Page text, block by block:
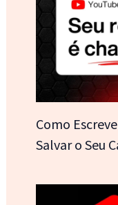
Como
Salvar o Seu